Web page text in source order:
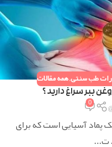
طب سنتی,همه مقالات
ببر سراغ دارید ؟
0
پماد آسیایی است که برای
ت...